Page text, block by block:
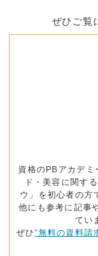
ぜひご覧
資格のPBアカデミ
ド・美容に関す
ウ」を初心者の方
他にも参考に記事
てい
ぜひ”無料の資料請